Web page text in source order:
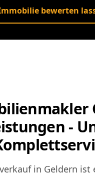
bewerten
-
in Geldern ist